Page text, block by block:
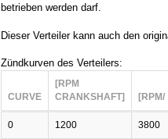
betrieben werden darf.
Dieser Verteiler kann auch den
Zündkurven des Verteilers:
CURVE
[RPM
CRANKSHAFT]
[RPM/
0 1200 3800